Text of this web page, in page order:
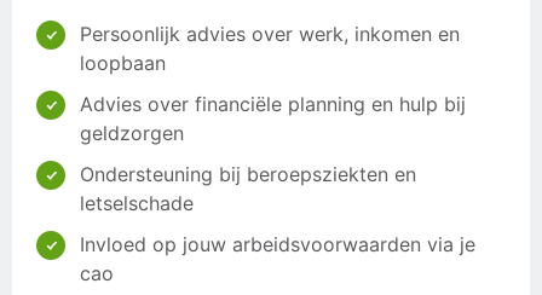
Persoonlijk advies over werk, inkomen en
loopbaan
Advies over financiële planning en hulp bij
geldzorgen
Ondersteuning bij beroepsziekten en
letselschade
Invloed op jouw arbeidsvoorwaarden via je
cao